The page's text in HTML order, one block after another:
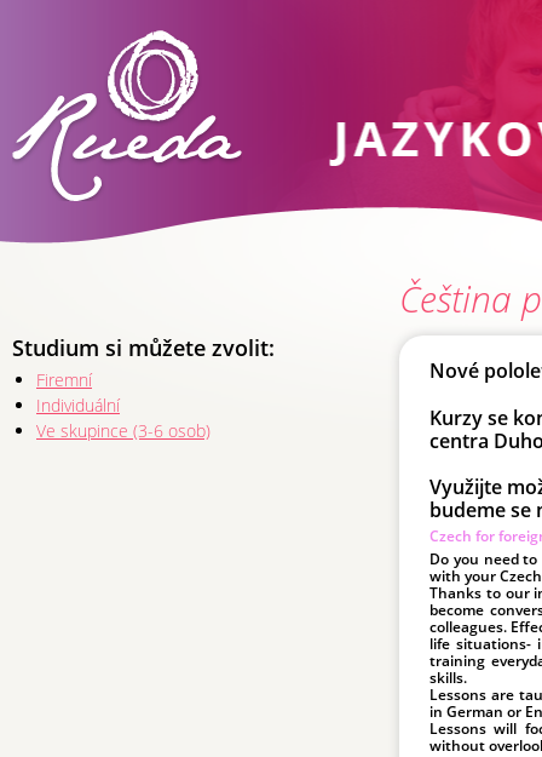
Čeština
Studium si můžete zvolit:
Firemní
Individuální
Ve skupince (3-6 osob)
Nové
Kurzy se
centra
Využijte
budeme se
Czech for
Do you need
with your
Thanks to our
become
colleagues.
life situations-
training
skills.
Lessons are
in German or
Lessons will
without